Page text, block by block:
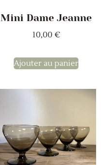
Mini Dame Jeanne
10,00 €
Ajouter au panier